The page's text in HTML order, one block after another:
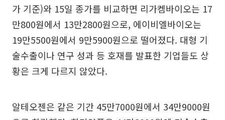
가 기준)와 15일 종가를 비교하면 리가켐바이오는 17
만800원에서 13만2800원으로, 에이비엘바이오는
19만5500원에서 9만5900원으로 떨어졌다. 대형 기
술수출이나 연구 성과 등 호재를 발표한 기업들도 상
황은 크게 다르지 않았다.
알테오젠은 같은 기간 45만7000원에서 34만9000원